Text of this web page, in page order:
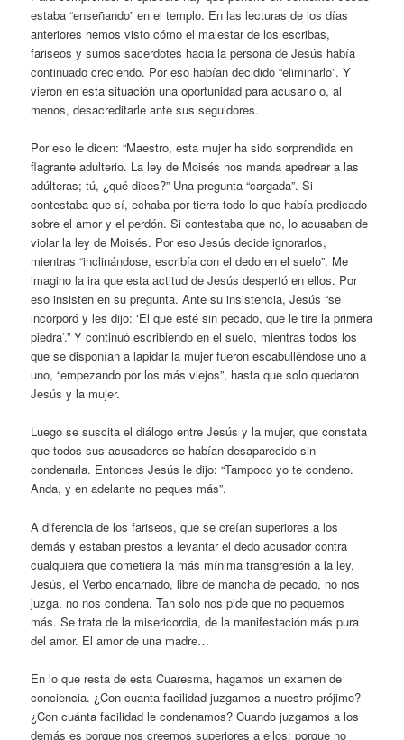
estaba “enseñando” en el templo. En las lecturas de los días
anteriores hemos visto cómo el malestar de los escribas,
fariseos y sumos sacerdotes hacia la persona de Jesús había
continuado creciendo. Por eso habían decidido “eliminarlo”. Y
vieron en esta situación una oportunidad para acusarlo o, al
menos, desacreditarle ante sus seguidores.
Por eso le dicen: “Maestro, esta mujer ha sido sorprendida en
flagrante adulterio. La ley de Moisés nos manda apedrear a las
adúlteras; tú, ¿qué dices?” Una pregunta “cargada”. Si
contestaba que sí, echaba por tierra todo lo que había predicado
sobre el amor y el perdón. Si contestaba que no, lo acusaban de
violar la ley de Moisés. Por eso Jesús decide ignorarlos,
mientras “inclinándose, escribía con el dedo en el suelo”. Me
imagino la ira que esta actitud de Jesús despertó en ellos. Por
eso insisten en su pregunta. Ante su insistencia, Jesús “se
incorporó y les dijo: ‘El que esté sin pecado, que le tire la primera
piedra’.” Y continuó escribiendo en el suelo, mientras todos los
que se disponían a lapidar la mujer fueron escabulléndose uno a
uno, “empezando por los más viejos”, hasta que solo quedaron
Jesús y la mujer.
Luego se suscita el diálogo entre Jesús y la mujer, que constata
que todos sus acusadores se habían desaparecido sin
condenarla. Entonces Jesús le dijo: “Tampoco yo te condeno.
Anda, y en adelante no peques más”.
A diferencia de los fariseos, que se creían superiores a los
demás y estaban prestos a levantar el dedo acusador contra
cualquiera que cometiera la más mínima transgresión a la ley,
Jesús, el Verbo encarnado, libre de mancha de pecado, no nos
juzga, no nos condena. Tan solo nos pide que no pequemos
más. Se trata de la misericordia, de la manifestación más pura
del amor. El amor de una madre…
En lo que resta de esta Cuaresma, hagamos un examen de
conciencia. ¿Con cuanta facilidad juzgamos a nuestro prójimo?
¿Con cuánta facilidad le condenamos? Cuando juzgamos a los
demás es porque nos creemos superiores a ellos; porque no